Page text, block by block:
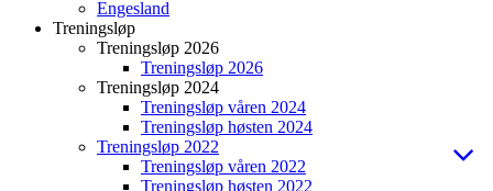
Engesland
Treningsløp
Treningsløp 2026
Treningsløp 2026
Treningsløp 2024
Treningsløp våren 2024
Treningsløp høsten 2024
Treningsløp 2022
Treningsløp våren 2022
Treningsløp høsten 2022